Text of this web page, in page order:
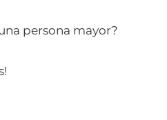
persona mayor?